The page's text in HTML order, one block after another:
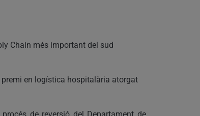
Chain més important del sud
en logística hospitalària atorgat
de reversió del Departament de